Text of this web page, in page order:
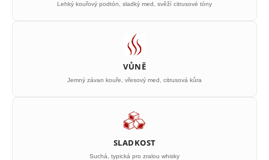
Lehký kouřový podtón, sladký med, svěží citrusové tóny
VŮNĚ
Jemný závan kouře, vřesový med, citrusová kůra
SLADKOST
Suchá, typická pro zralou whisky